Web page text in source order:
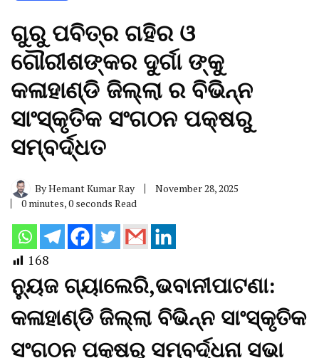
ଗୁରୁ ପବିତ୍ର ଗହିର ଓ
ଗୌରୀଶଙ୍କର ଦୁର୍ଗା ଙ୍କୁ
କଳାହାଣ୍ଡି ଜିଲ୍ଲା ର ବିଭିନ୍ନ
ସାଂସ୍କୃତିକ ସଂଗଠନ ପକ୍ଷରୁ
ସମ୍ବର୍ଦ୍ଧତ
ByHemant Kumar Ray
November 28, 2025
0 minutes, 0 seconds Read
168
ନ୍ୟୁଜ ଗ୍ୟାଲେରି,ଭବାନୀପାଟଣା:
କଳାହାଣ୍ଡି ଜିଲ୍ଲା ବିଭିନ୍ନ ସାଂସ୍କୃତିକ
ସଂଗଠନ ପକ୍ଷରୁ ସମ୍ବର୍ଦ୍ଧନା ସଭା